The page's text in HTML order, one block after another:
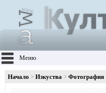
Меню
Начало Изкуства Фотография